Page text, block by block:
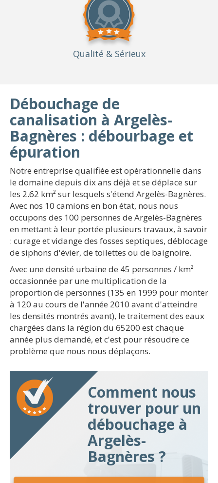
Qualité & Sérieux
Débouchage de
canalisation à Argelès-
Bagnères : débourbage et
épuration
Notre entreprise qualifiée est opérationnelle dans
le domaine depuis dix ans déjà et se déplace sur
les 2.62 km² sur lesquels s'étend Argelès-Bagnères.
Avec nos 10 camions en bon état, nous nous
occupons des 100 personnes de Argelès-Bagnères
en mettant à leur portée plusieurs travaux, à savoir
: curage et vidange des fosses septiques, déblocage
de siphons d'évier, de toilettes ou de baignoire.
Avec une densité urbaine de 45 personnes / km²
occasionnée par une multiplication de la
proportion de personnes (135 en 1999 pour monter
à 120 au cours de l'année 2010 avant d'atteindre
les densités montrés avant), le traitement des eaux
chargées dans la région du 65200 est chaque
année plus demandé, et c'est pour résoudre ce
problème que nous nous déplaçons.
Comment nous
trouver pour un
débouchage à
Argelès-
Bagnères ?